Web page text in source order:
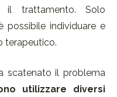
il trattamento. Solo
possibile individuare e
terapeutico.
scatenato il problema
utilizzare diversi